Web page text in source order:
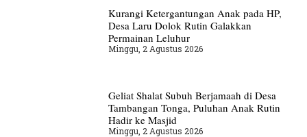
Kurangi Ketergantungan Anak pada HP,
Desa Laru Dolok Rutin Galakkan
Permainan Leluhur
Minggu, 2 Agustus 2026
Geliat Shalat Subuh Berjamaah di Desa
Tambangan Tonga, Puluhan Anak Rutin
Hadir ke Masjid
Minggu, 2 Agustus 2026